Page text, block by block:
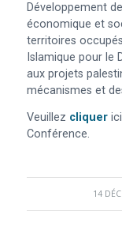
Développement
économique et
territoires
Islamique pour le
aux projets
mécanismes et
Veuillez cliquerici
Conférence.
14